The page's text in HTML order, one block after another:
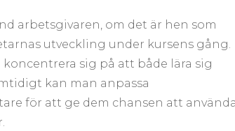
arbetsgivaren, om det är hen som
utveckling under kursens gång.
sig på att både lära sig
kan man anpassa
för att ge dem chansen att